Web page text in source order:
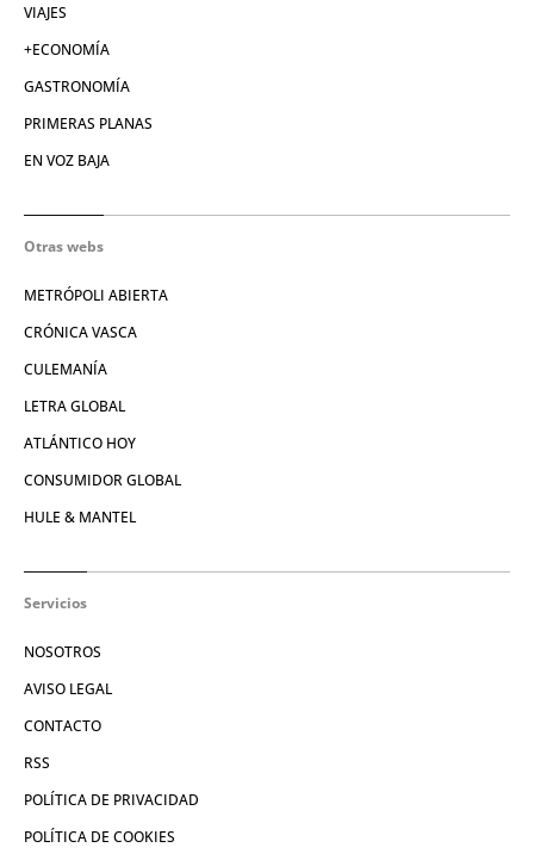
VIAJES
+ECONOMÍA
GASTRONOMÍA
PRIMERAS PLANAS
EN VOZ BAJA
Otras webs
METRÓPOLI ABIERTA
CRÓNICA VASCA
CULEMANÍA
LETRA GLOBAL
ATLÁNTICO HOY
CONSUMIDOR GLOBAL
HULE & MANTEL
Servicios
NOSOTROS
AVISO LEGAL
CONTACTO
RSS
POLÍTICA DE PRIVACIDAD
POLÍTICA DE COOKIES